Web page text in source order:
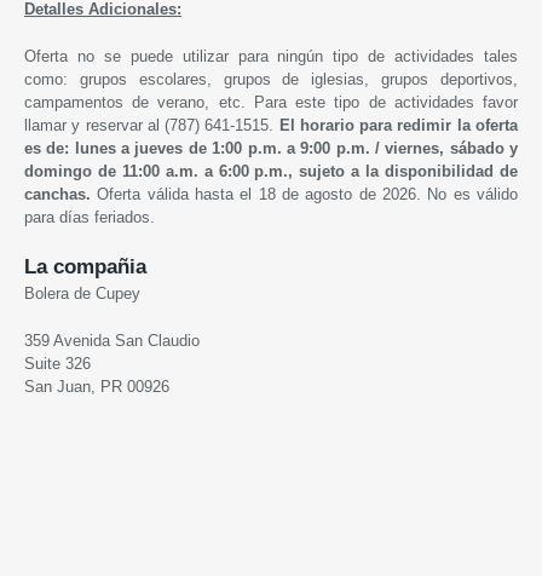
Detalles Adicionales:
Oferta no se puede utilizar para ningún tipo de actividades tales
como: grupos escolares, grupos de iglesias, grupos deportivos,
campamentos de verano, etc. Para este tipo de actividades favor
llamar y reservar al (787) 641-1515.
El horario para redimir la oferta
es de: lunes a jueves de 1:00 p.m. a 9:00 p.m. /viernes, sábado y
domingo de 11:00 a.m. a 6:00 p.m.,sujeto a la disponibilidad de
canchas.Oferta válida hasta el 18 de agosto de 2026. No es válido
para días feriados.
La compañia
Bolera de Cupey
359 Avenida San Claudio
Suite 326
San Juan, PR 00926